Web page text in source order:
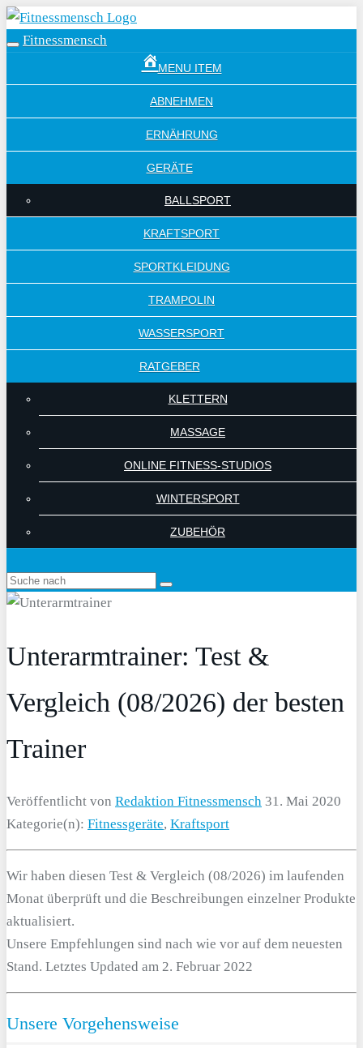
Skip
to
content
Toggle
Fitnessmensch
MENU ITEM
ABNEHMEN
ERNÄHRUNG
GERÄTE
BALLSPORT
KRAFTSPORT
SPORTKLEIDUNG
TRAMPOLIN
WASSERSPORT
RATGEBER
KLETTERN
MASSAGE
ONLINE FITNESS-STUDIOS
WINTERSPORT
ZUBEHÖR
Unterarmtrainer: Test &
Vergleich (08/2026) der besten
Trainer
Veröffentlicht von Redaktion Fitnessmensch 31. Mai 2020
Kategorie(n): Fitnessgeräte, Kraftsport
Wir haben diesen Test & Vergleich (08/2026) im laufenden
Monat überprüft und die Beschreibungen einzelner Produkte
aktualisiert.
Unsere Empfehlungen sind nach wie vor auf dem neuesten
Stand. Letztes Updated am 2. Februar 2022
Unsere Vorgehensweise